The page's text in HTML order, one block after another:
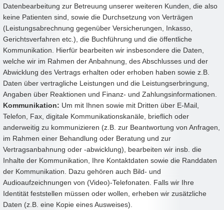
Datenbearbeitung zur Betreuung unserer weiteren Kunden, die also
keine Patienten sind, sowie die Durchsetzung von Verträgen
(Leistungsabrechnung gegenüber Versicherungen, Inkasso,
Gerichtsverfahren etc.), die Buchführung und die öffentliche
Kommunikation. Hierfür bearbeiten wir insbesondere die Daten,
welche wir im Rahmen der Anbahnung, des Abschlusses und der
Abwicklung des Vertrags erhalten oder erhoben haben sowie z.B.
Daten über vertragliche Leistungen und die Leistungserbringung,
Angaben über Reaktionen und Finanz- und Zahlungsinformationen.
Kommunikation: Um mit Ihnen sowie mit Dritten über E-Mail,
Telefon, Fax, digitale Kommunikationskanäle, brieflich oder
anderweitig zu kommunizieren (z.B. zur Beantwortung von Anfragen,
im Rahmen einer Behandlung oder Beratung und zur
Vertragsanbahnung oder -abwicklung), bearbeiten wir insb. die
Inhalte der Kommunikation, Ihre Kontaktdaten sowie die Randdaten
der Kommunikation. Dazu gehören auch Bild- und
Audioaufzeichnungen von (Video)-Telefonaten. Falls wir Ihre
Identität feststellen müssen oder wollen, erheben wir zusätzliche
Daten (z.B. eine Kopie eines Ausweises).